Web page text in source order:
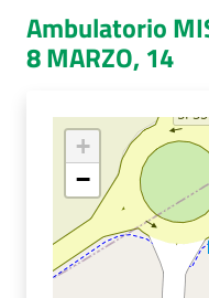
Ambulatorio
8 MARZO, 14
+
−